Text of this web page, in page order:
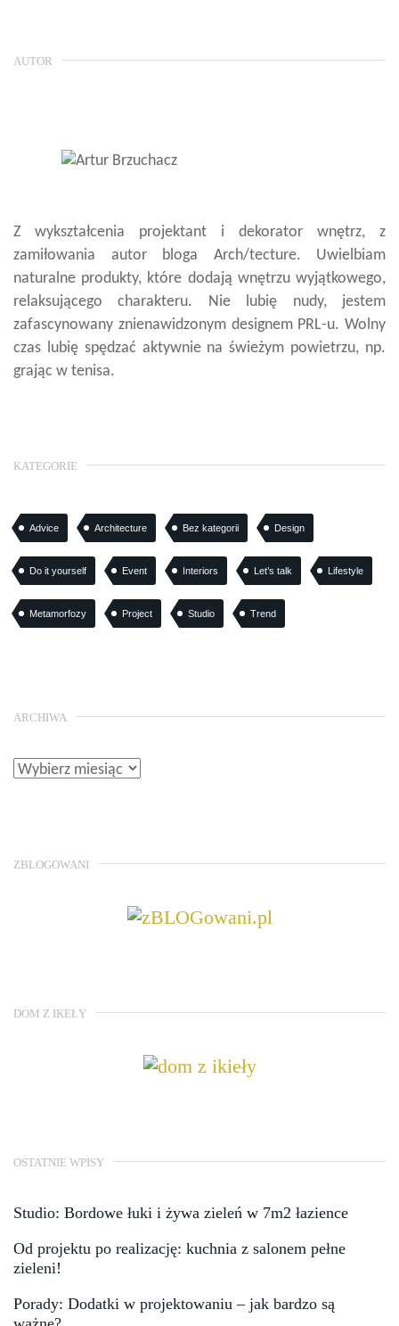
AUTOR
Z wykształcenia projektant i dekorator wnętrz, z
zamiłowania autor bloga Arch/tecture. Uwielbiam
naturalne produkty, które dodają wnętrzu wyjątkowego,
relaksującego charakteru. Nie lubię nudy, jestem
zafascynowany znienawidzonym designem PRL-u. Wolny
czas lubię spędzać aktywnie na świeżym powietrzu, np.
grając w tenisa.
KATEGORIE
Advice Architecture Bez kategorii Design
Do it yourself Event Interiors Let’s talk Lifestyle
Metamorfozy Project Studio Trend
ARCHIWA
ZBLOGOWANI
DOM Z IKEŁY
OSTATNIE WPISY
Studio: Bordowe łuki i żywa zieleń w 7m2 łazience
Od projektu po realizację: kuchnia z salonem pełne
zieleni!
Porady: Dodatki w projektowaniu – jak bardzo są